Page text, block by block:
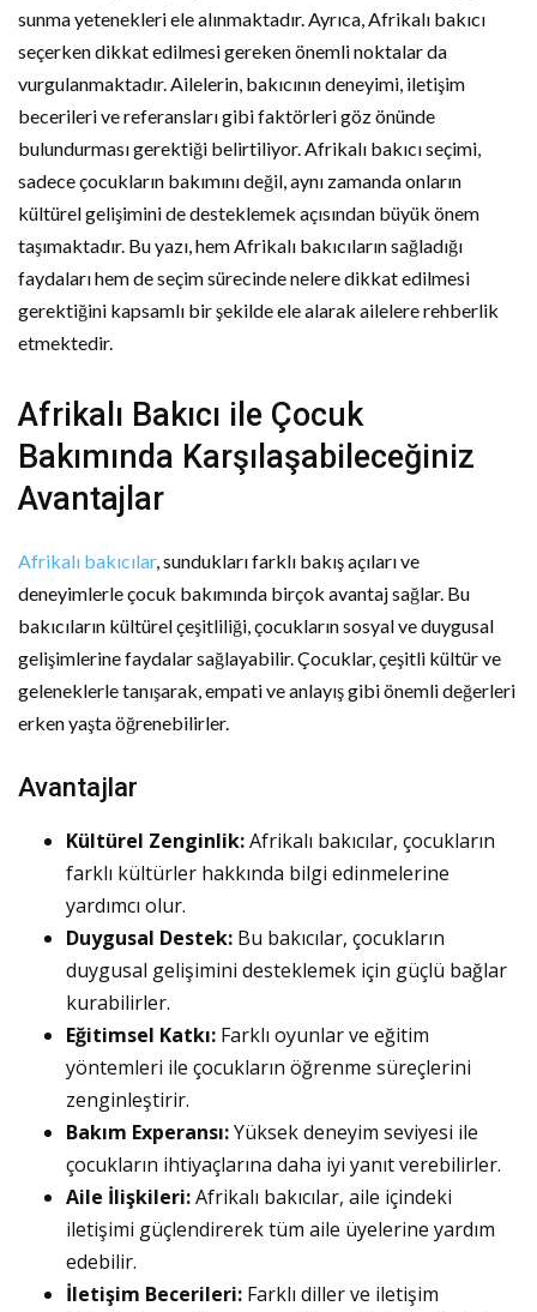
sunma yetenekleri ele alınmaktadır. Ayrıca, Afrikalı bakıcı
seçerken dikkat edilmesi gereken önemli noktalar da
vurgulanmaktadır. Ailelerin, bakıcının deneyimi, iletişim
becerileri ve referansları gibi faktörleri göz önünde
bulundurması gerektiği belirtiliyor. Afrikalı bakıcı seçimi,
sadece çocukların bakımını değil, aynı zamanda onların
kültürel gelişimini de desteklemek açısından büyük önem
taşımaktadır. Bu yazı, hem Afrikalı bakıcıların sağladığı
faydaları hem de seçim sürecinde nelere dikkat edilmesi
gerektiğini kapsamlı bir şekilde ele alarak ailelere rehberlik
etmektedir.
Afrikalı Bakıcı ile Çocuk
Bakımında Karşılaşabileceğiniz
Avantajlar
Afrikalı bakıcılar, sundukları farklı bakış açıları ve
deneyimlerle çocuk bakımında birçok avantaj sağlar. Bu
bakıcıların kültürel çeşitliliği, çocukların sosyal ve duygusal
gelişimlerine faydalar sağlayabilir. Çocuklar, çeşitli kültür ve
geleneklerle tanışarak, empati ve anlayış gibi önemli değerleri
erken yaşta öğrenebilirler.
Avantajlar
Kültürel Zenginlik:Afrikalı bakıcılar, çocukların
farklı kültürler hakkında bilgi edinmelerine
yardımcı olur.
Duygusal Destek: Bu bakıcılar, çocukların
duygusal gelişimini desteklemek için güçlü bağlar
kurabilirler.
Eğitimsel Katkı: Farklı oyunlar ve eğitim
yöntemleri ile çocukların öğrenme süreçlerini
zenginleştirir.
Bakım Experansı:Yüksek deneyim seviyesi ile
çocukların ihtiyaçlarına daha iyi yanıt verebilirler.
Aile İlişkileri:Afrikalı bakıcılar, aile içindeki
iletişimi güçlendirerek tüm aile üyelerine yardım
edebilir.
İletişim Becerileri: Farklı diller ve iletişim